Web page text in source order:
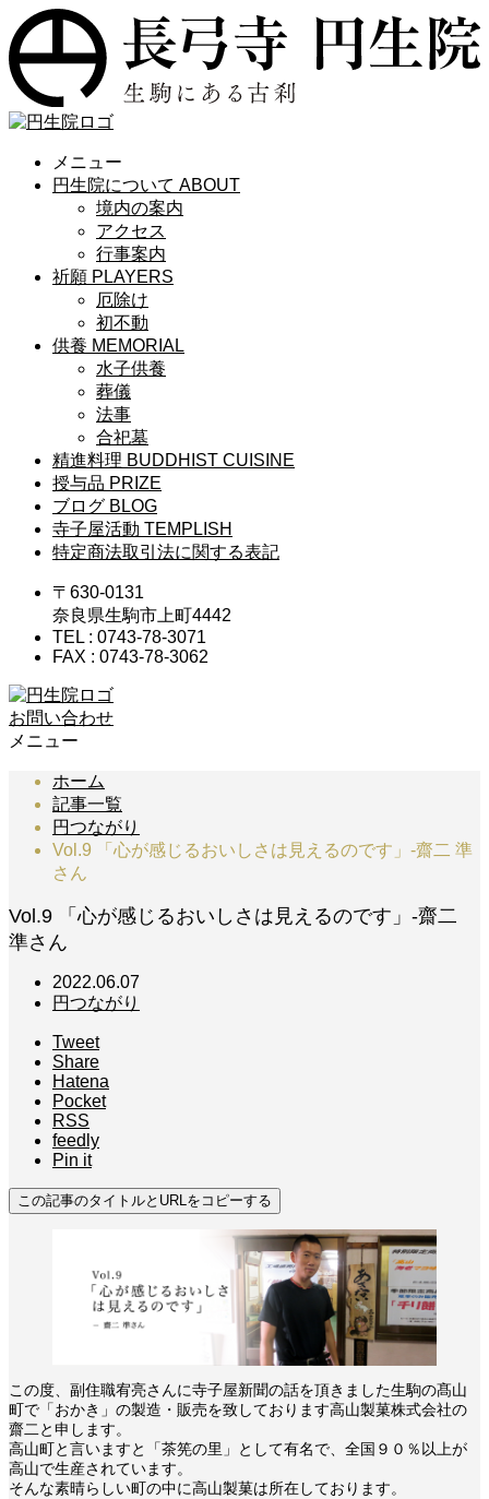
メニュー
円生院について ABOUT
境内の案内
アクセス
行事案内
祈願 PLAYERS
厄除け
初不動
供養 MEMORIAL
水子供養
葬儀
法事
合祀墓
精進料理 BUDDHIST CUISINE
授与品 PRIZE
ブログ BLOG
寺子屋活動 TEMPLISH
特定商法取引法に関する表記
〒630-0131
奈良県生駒市上町4442
TEL : 0743-78-3071
FAX : 0743-78-3062
お問い合わせ
メニュー
ホーム
記事一覧
円つながり
Vol.9 「心が感じるおいしさは見えるのです」-齋二 準
さん
Vol.9 「心が感じるおいしさは見えるのです」-齋二
準さん
2022.06.07
円つながり
Tweet
Share
Hatena
Pocket
RSS
feedly
Pin it
この記事のタイトルとURLをコピーする
この度、副住職宥亮さんに寺子屋新聞の話を頂きました生駒の髙山
町で「おかき」の製造・販売を致しております高山製菓株式会社の
齋二と申します。
高山町と言いますと「茶筅の里」として有名で、全国９０％以上が
高山で生産されています。
そんな素晴らしい町の中に高山製菓は所在しております。